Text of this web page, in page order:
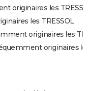
originaires les
les TRESSOL
originaires les
originaires